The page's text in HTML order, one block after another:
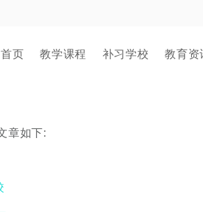
首页 教学课程 补习学校 教育资
章如下: